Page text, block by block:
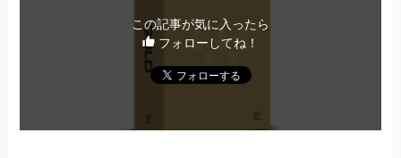
この記事が気に入ったら
フォローしてね！